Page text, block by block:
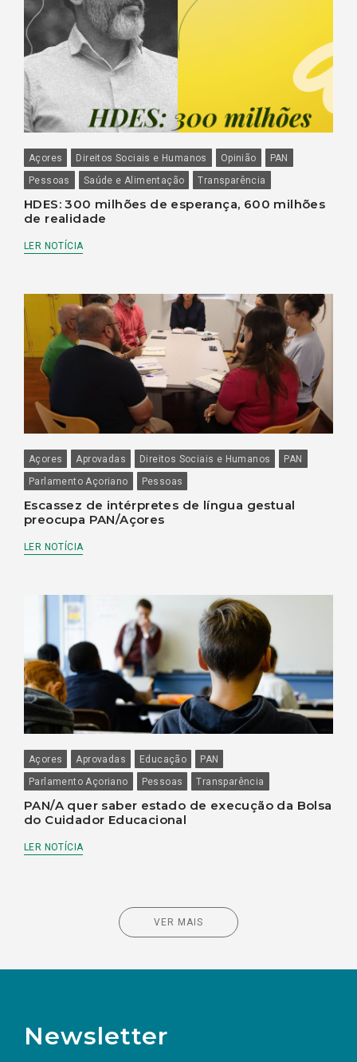
Açores Direitos Sociais e Humanos Opinião
PAN
Pessoas
Saúde e Alimentação Transparência
HDES: 300 milhões de esperança, 600 milhões
de realidade
LER NOTÍCIA
Açores Aprovadas Direitos Sociais e Humanos
PAN
Parlamento Açoriano
Pessoas
Escassez de intérpretes de língua gestual
preocupa PAN/Açores
LER NOTÍCIA
Açores Aprovadas Educação
PAN
Parlamento Açoriano
Pessoas Transparência
PAN/A quer saber estado de execução da Bolsa
do Cuidador Educacional
LER NOTÍCIA
VER MAIS
Newsletter